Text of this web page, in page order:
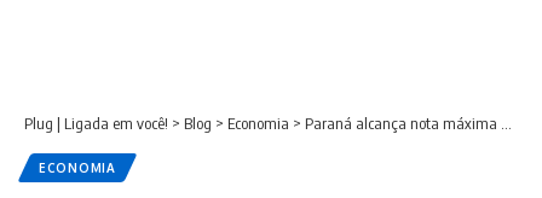
Plug | Ligada em você! > Blog > Economia > Paraná alcança nota máxima em ranking de qualidade da informação contábil pelo quinto ano consecutivo
ECONOMIA